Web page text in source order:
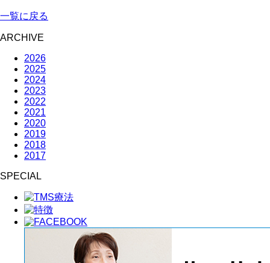
一覧に戻る
ARCHIVE
2026
2025
2024
2023
2022
2021
2020
2019
2018
2017
SPECIAL